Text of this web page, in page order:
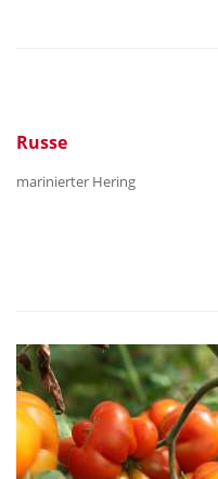
Russe
marinierter Hering